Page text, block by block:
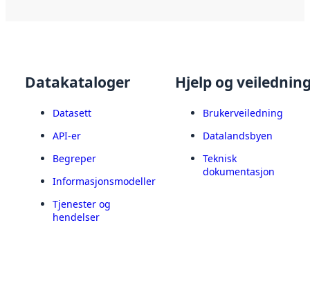
Datakataloger
Datasett
API-er
Begreper
Informasjonsmodeller
Tjenester og
hendelser
Hjelp og
Brukerveiledning
Datalandsbyen
Teknisk
dokumentasjon